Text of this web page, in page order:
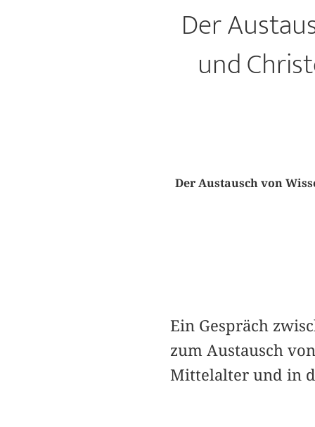
Der
und
Der Austausch von
Ein Gespräch
zum Austausch
Mittelalter und in